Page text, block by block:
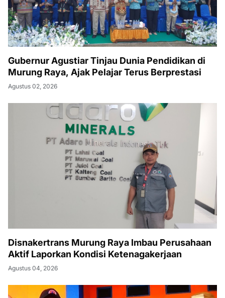
Gubernur Agustiar Tinjau Dunia Pendidikan di
Murung Raya, Ajak Pelajar Terus Berprestasi
Agustus 02, 2026
Disnakertrans Murung Raya Imbau Perusahaan
Aktif Laporkan Kondisi Ketenagakerjaan
Agustus 04, 2026